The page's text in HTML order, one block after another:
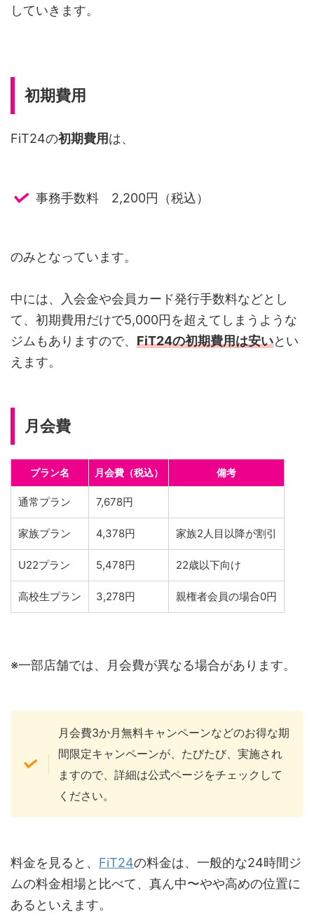
していきます。
初期費用
FiT24の初期費用は、
事務手数料 2,200円（税込）
のみとなっています。
中には、入会金や会員カード発行手数料などとし
て、初期費用だけで5,000円を超えてしまうような
ジムもありますので、 FiT24の初期費用は安いとい
えます。
月会費
プラン名 月会費（税込） 備考
通常プラン 7,678円
家族プラン 4,378円 家族2人目以降が割引
U22プラン 5,478円 22歳以下向け
高校生プラン 3,278円 親権者会員の場合0円
※一部店舗では、月会費が異なる場合があります。
月会費3か月無料キャンペーンなどのお得な期
間限定キャンペーンが、たびたび、実施され
ますので、詳細は公式ページをチェックして
ください。
料金を見ると、 FiT24の料金は、一般的な24時間ジ
ムの料金相場と比べて、真ん中〜やや高めの位置に
あるといえます。